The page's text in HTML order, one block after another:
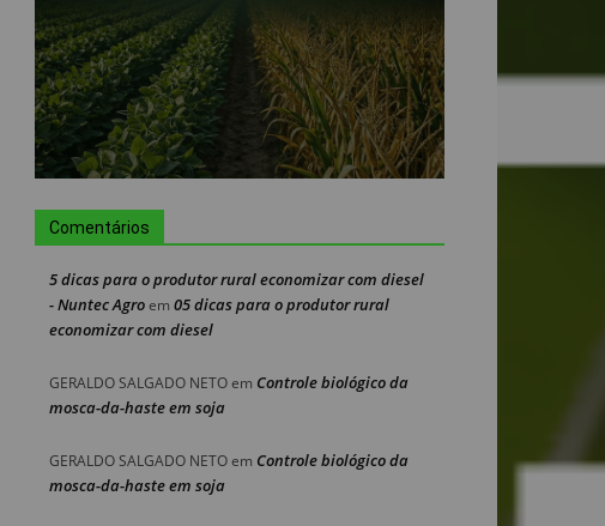
Comentários
5 dicas para o produtor rural economizar com diesel
- Nuntec Agroem 05 dicas para o produtor rural
economizar com diesel
GERALDO SALGADO NETOem Controle biológico da
mosca-da-haste em soja
GERALDO SALGADO NETOem Controle biológico da
mosca-da-haste em soja